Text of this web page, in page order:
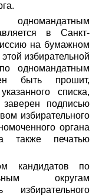
в Санкт-
на бумажном
избирательной
одномандатным
быть прошит,
списка,
подписью
избирательного
органа
а также печатью
кандидатов по
округам
избирательного